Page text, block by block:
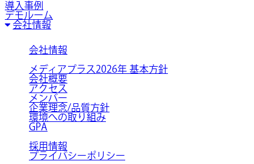
導入事例
デモルーム
会社情報
会社情報
メディアプラス2026年 基本方針
会社概要
アクセス
メンバー
企業理念/品質方針
環境への取り組み
GPA
採用情報
プライバシーポリシー